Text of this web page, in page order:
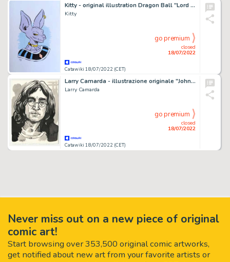
Kitty - original illustration Dragon Ball "Lord Beerus"
Kitty
Catawiki 18/07/2022 (CET)
closed
18/07/2022
go premium
Larry Camarda - illustrazione originale "John Lennon" - (2022)
Larry Camarda
Catawiki 18/07/2022 (CET)
closed
18/07/2022
go premium
Never miss out on a new piece of original
comic art!
Start browsing over 353,500 original comic artworks,
get notified about new art from your favorite artists or